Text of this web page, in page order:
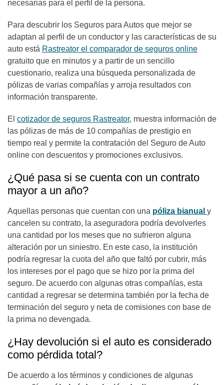
necesarias para el perfil de la persona.
Para descubrir los Seguros para Autos que mejor se
adaptan al perfil de un conductor y las características de su
auto está Rastreator el comparador de seguros online
gratuito que en minutos y a partir de un sencillo
cuestionario, realiza una búsqueda personalizada de
pólizas de varias compañías y arroja resultados con
información transparente.
El cotizador de seguros Rastreator, muestra información de
las pólizas de más de 10 compañías de prestigio en
tiempo real y permite la contratación del Seguro de Auto
online con descuentos y promociones exclusivos.
¿Qué pasa si se cuenta con un contrato
mayor a un año?
Aquellas personas que cuentan con una póliza bianual y
cancelen su contrato, la aseguradora podría devolverles
una cantidad por los meses que no sufrieron alguna
alteración por un siniestro. En este caso, la institución
podría regresar la cuota del año que faltó por cubrir, más
los intereses por el pago que se hizo por la prima del
seguro. De acuerdo con algunas otras compañías, esta
cantidad a regresar se determina también por la fecha de
terminación del seguro y neta de comisiones con base de
la prima no devengada.
¿Hay devolución si el auto es considerado
como pérdida total?
De acuerdo a los términos y condiciones de algunas